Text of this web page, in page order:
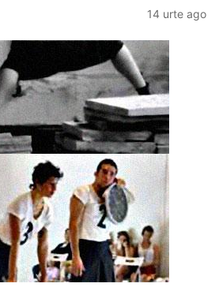
14 urte ago